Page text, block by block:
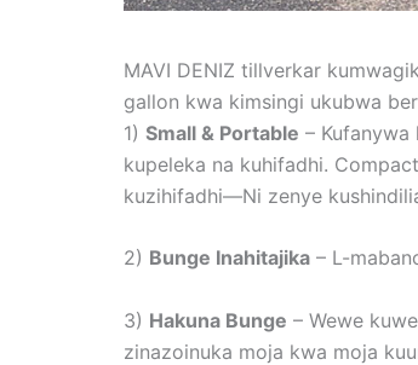
MAVI DENIZ tillverkar
gallon kwa kimsingi ukubwa
1) Small & Portable –
kupeleka na kuhifadhi.
kuzihifadhi—Ni zenye
2) Bunge Inahitajika – L-
3) Hakuna Bunge – Wewe
zinazoinuka moja kwa moja